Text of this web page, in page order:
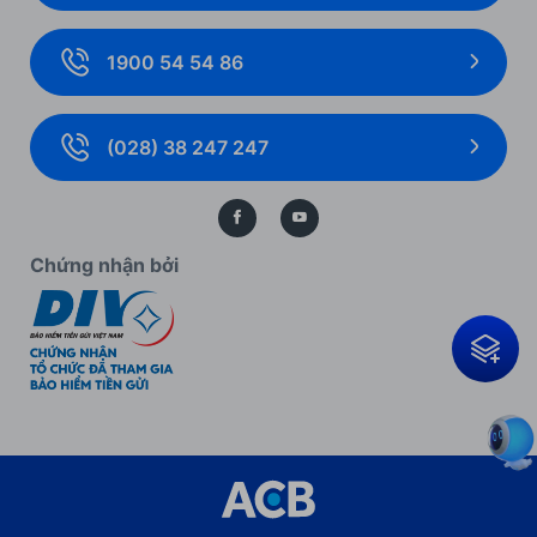
Ngoại hối và Thị trường tài chính
Giải pháp thanh toán
Thẻ doanh nghiệp
Bảo lãnh
Ưu đãi khách hàng doanh nghiệp
Biểu mẫu, biểu phí cá nhân
Biểu mẫu, biểu phí doanh nghiệp
Kiến thức ngân hàng
Bảo vệ dữ liệu cá nhân
1900 54 54 86
(028) 38 247 247
Chứng nhận bởi